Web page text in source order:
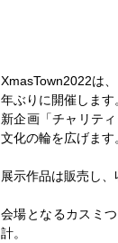
XmasTown2022は
年ぶりに開催します
新企画「チャリテ
文化の輪を広げます
展示作品は販売し
会場となるカスミ
計。